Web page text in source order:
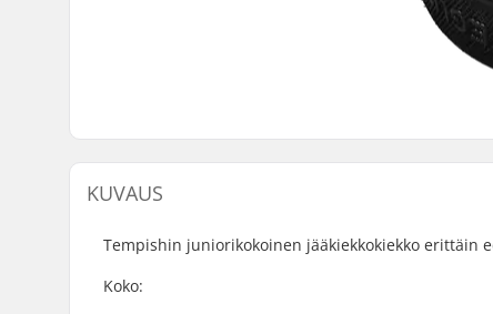
KUVAUS
Tempishin juniorikokoinen jääkiekkokiekko erittäin
Koko: